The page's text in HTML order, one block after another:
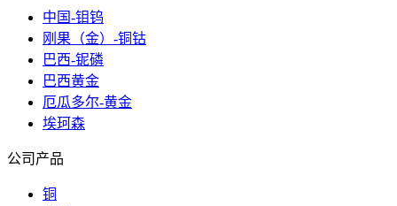
中国-钼钨
刚果（金）-铜钴
巴西-铌磷
巴西黄金
厄瓜多尔-黄金
埃珂森
公司产品
铜